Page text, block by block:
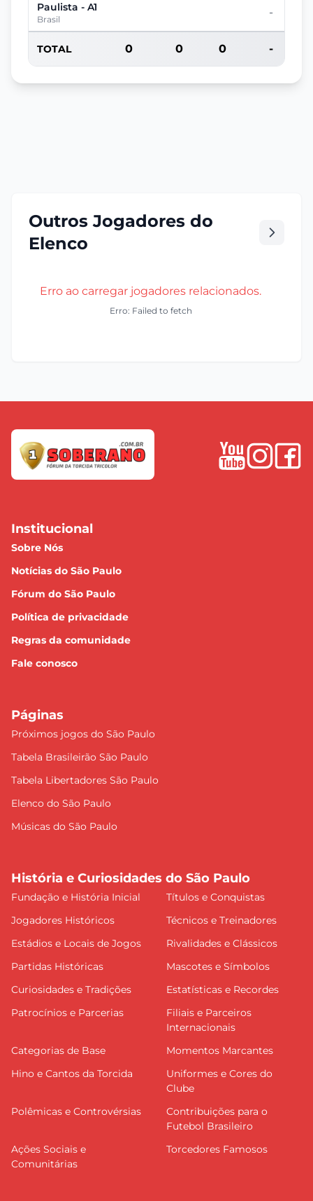
Paulista - A1
Brasil
-
TOTAL 0 0 0 -
Outros Jogadores do
Elenco
Erro ao carregar jogadores relacionados.
Erro: Failed to fetch
Institucional
Sobre Nós
Notícias do São Paulo
Fórum do São Paulo
Política de privacidade
Regras da comunidade
Fale conosco
Páginas
Próximos jogos do São Paulo
Tabela Brasileirão São Paulo
Tabela Libertadores São Paulo
Elenco do São Paulo
Músicas do São Paulo
História e Curiosidades do São Paulo
Fundação e História Inicial
Títulos e Conquistas
Jogadores Históricos
Técnicos e Treinadores
Estádios e Locais de Jogos
Rivalidades e Clássicos
Partidas Históricas
Mascotes e Símbolos
Curiosidades e Tradições
Estatísticas e Recordes
Patrocínios e Parcerias
Filiais e Parceiros
Internacionais
Categorias de Base
Momentos Marcantes
Hino e Cantos da Torcida
Uniformes e Cores do
Clube
Polêmicas e Controvérsias
Contribuições para o
Futebol Brasileiro
Ações Sociais e
Comunitárias
Torcedores Famosos